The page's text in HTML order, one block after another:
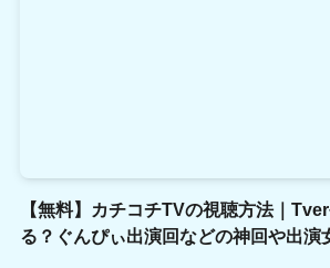
【無料】カチコチTVの視聴方法｜
る？ぐんぴぃ出演回などの神回や出演